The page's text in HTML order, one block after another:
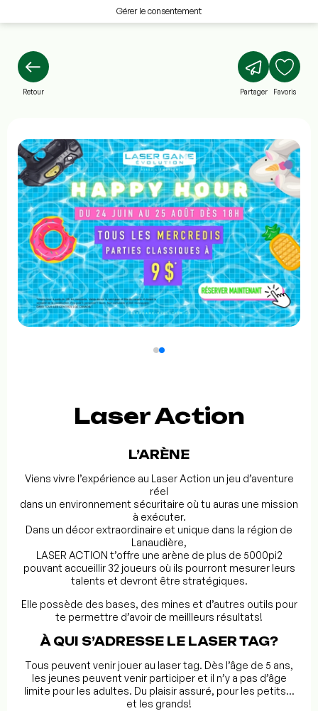
Gérer le consentement
Retour Partager Favoris
Laser Action
L’ARÈNE
Viens vivre l’expérience au Laser Action un jeu d’aventure
réel
dans un environnement sécuritaire où tu auras une mission
à exécuter.
Dans un décor extraordinaire et unique dans la région de
Lanaudière,
LASER ACTION t’offre une arène de plus de 5000pi2
pouvant accueillir 32 joueurs où ils pourront mesurer leurs
talents et devront être stratégiques.
Elle possède des bases, des mines et d’autres outils pour
te permettre d’avoir de meillleurs résultats!
À QUI S’ADRESSE LE LASER TAG?
Tous peuvent venir jouer au laser tag. Dès l’âge de 5 ans,
les jeunes peuvent venir participer et il n’y a pas d’âge
limite pour les adultes. Du plaisir assuré, pour les petits…
et les grands!